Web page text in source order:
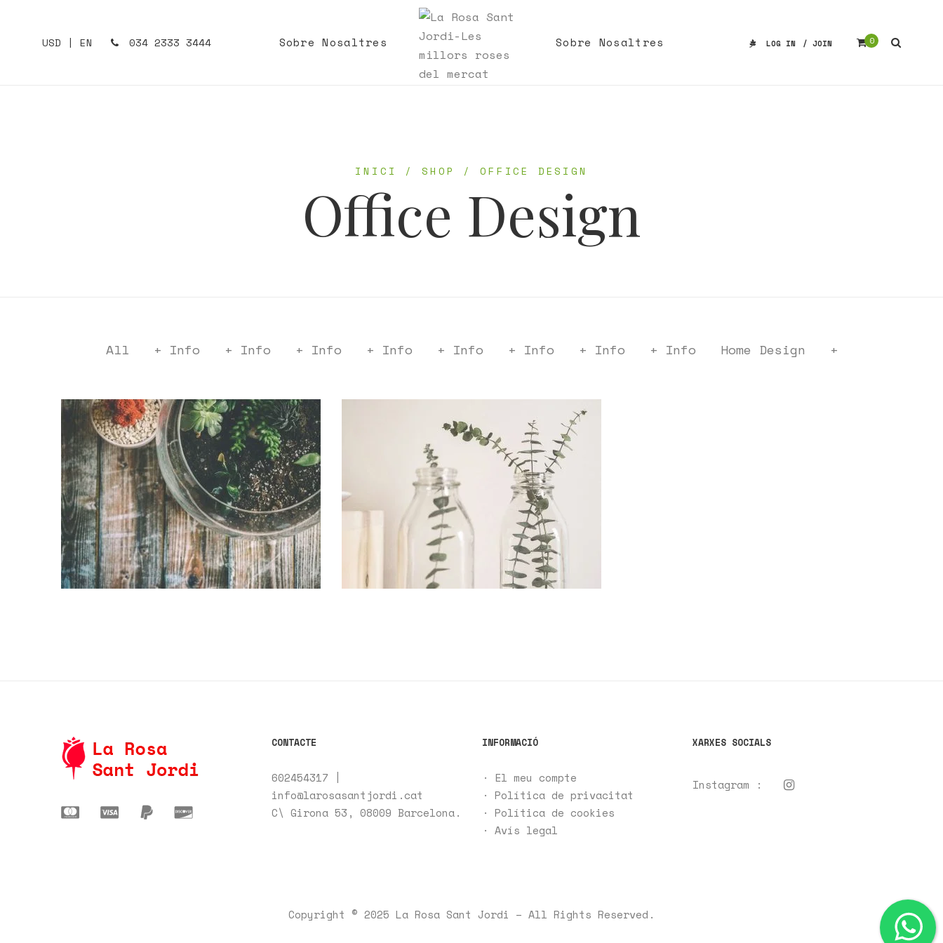
USD | EN 034 2333 3444 Sobre Nosaltres Sobre Nosaltres LOG IN / JOIN 0
INICI / SHOP / OFFICE DESIGN
Office Design
All + Info + Info + Info + Info + Info + Info + Info + Info Home Design +
Bonsai pot
Office Design
Vitality
Office Design
CONTACTE
602454317
info@larosasantjordi.cat
C\ Girona 53, 08009 Barcelona.
INFORMACIÓ
· El meu compte
· Política de privacitat
· Política de cookies
· Avís legal
XARXES SOCIALS
Instagram :
Copyright © 2025 La Rosa Sant Jordi – All Rights Reserved.